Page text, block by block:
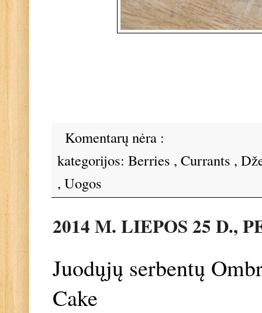
Komentarų nėra :
kategorijos: Berries , Currants ,
, Uogos
2014 M. LIEPOS 25 D.,
Juodųjų serbentų
Cake